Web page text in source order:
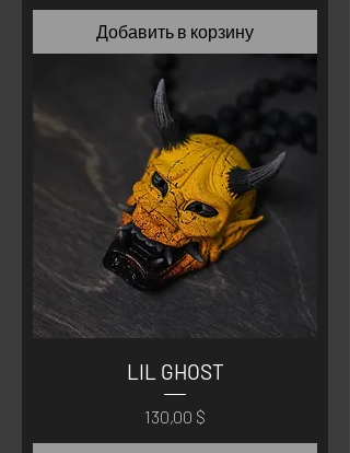
Добавить в корзину
LIL GHOST
Цена
130,00 $